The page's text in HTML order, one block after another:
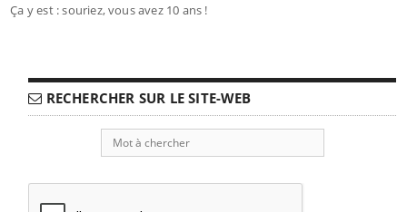
Ça y est : souriez, vous avez 10 ans !
RECHERCHER SUR LE SITE-WEB